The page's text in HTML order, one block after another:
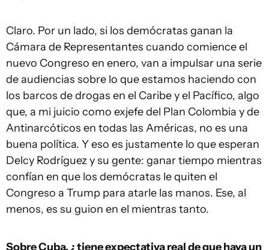
Claro. Por un lado, si los demócratas ganan la
Cámara de Representantes cuando comience el
nuevo Congreso en enero, van a impulsar una serie
de audiencias sobre lo que estamos haciendo con
los barcos de drogas en el Caribe y el Pacífico, algo
que, a mi juicio como exjefe del Plan Colombia y de
Antinarcóticos en todas las Américas, no es una
buena política. Y eso es justamente lo que esperan
Delcy Rodríguez y su gente: ganar tiempo mientras
confían en que los demócratas le quiten el
Congreso a Trump para atarle las manos. Ese, al
menos, es su guion en el mientras tanto.
Sobre Cuba, ¿tiene expectativa real de que haya un